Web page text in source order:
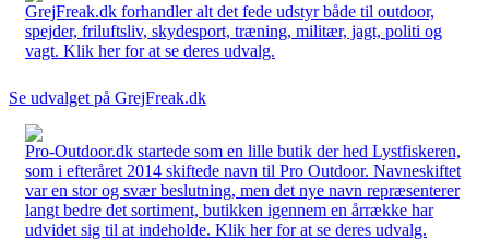
GrejFreak.dk forhandler alt det fede udstyr både til outdoor,
spejder, friluftsliv, skydesport, træning, militær, jagt, politi og
vagt. Klik her for at se deres udvalg.
Se udvalget på GrejFreak.dk
Pro-Outdoor.dk startede som en lille butik der hed Lystfiskeren,
som i efteråret 2014 skiftede navn til Pro Outdoor. Navneskiftet
var en stor og svær beslutning, men det nye navn repræsenterer
langt bedre det sortiment, butikken igennem en årrække har
udvidet sig til at indeholde. Klik her for at se deres udvalg.